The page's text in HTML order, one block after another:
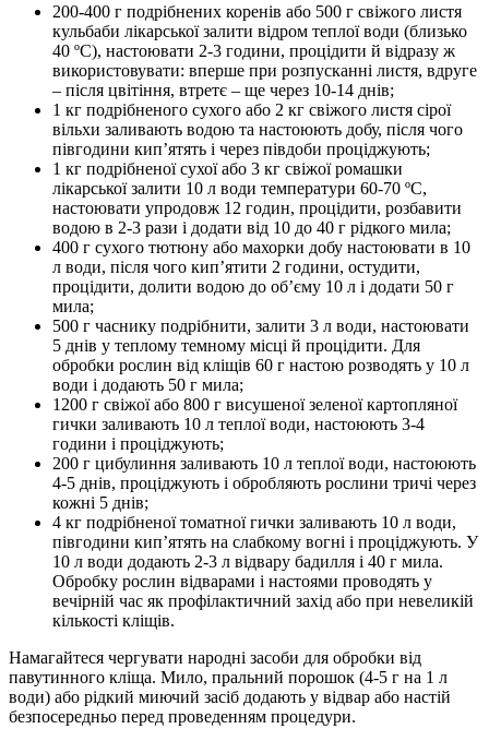
200-400 г подрібнених коренів або 500 г свіжого листя
кульбаби лікарської залити відром теплої води (близько
40 ºC), настоювати 2-3 години, процідити й відразу ж
використовувати: вперше при розпусканні листя, вдруге
– після цвітіння, втретє – ще через 10-14 днів;
1 кг подрібненого сухого або 2 кг свіжого листя сірої
вільхи заливають водою та настоюють добу, після чого
півгодини кип’ятять і через півдоби проціджують;
1 кг подрібненої сухої або 3 кг свіжої ромашки
лікарської залити 10 л води температури 60-70 ºC,
настоювати упродовж 12 годин, процідити, розбавити
водою в 2-3 рази і додати від 10 до 40 г рідкого мила;
400 г сухого тютюну або махорки добу настоювати в 10
л води, після чого кип’ятити 2 години, остудити,
процідити, долити водою до об’єму 10 л і додати 50 г
мила;
500 г часнику подрібнити, залити 3 л води, настоювати
5 днів у теплому темному місці й процідити. Для
обробки рослин від кліщів 60 г настою розводять у 10 л
води і додають 50 г мила;
1200 г свіжої або 800 г висушеної зеленої картопляної
гички заливають 10 л теплої води, настоюють 3-4
години і проціджують;
200 г цибулиння заливають 10 л теплої води, настоюють
4-5 днів, проціджують і обробляють рослини тричі через
кожні 5 днів;
4 кг подрібненої томатної гички заливають 10 л води,
півгодини кип’ятять на слабкому вогні і проціджують. У
10 л води додають 2-3 л відвару бадилля і 40 г мила.
Обробку рослин відварами і настоями проводять у
вечірній час як профілактичний захід або при невеликій
кількості кліщів.
Намагайтеся чергувати народні засоби для обробки від
павутинного кліща. Мило, пральний порошок (4-5 г на 1 л
води) або рідкий миючий засіб додають у відвар або настій
безпосередньо перед проведенням процедури.